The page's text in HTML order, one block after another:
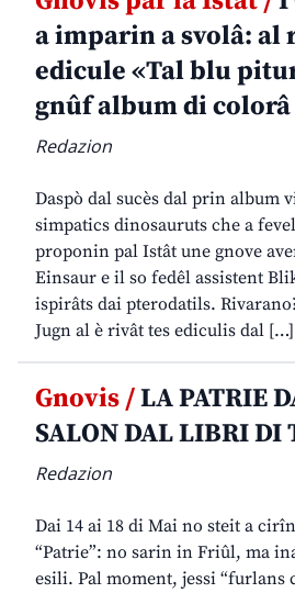
a imparin a svolâ: al
edicule «Tal blu
gnûf album di colorâ
Redazion
Daspò dal sucès dal prin album
simpatics dinosauruts che a
proponin pal Istât une gnove
Einsaur e il so fedêl assistent
ispirâts dai pterodatils.
Jugn al è rivât tes ediculis dal […]
Gnovis /LA PATRIE
SALON DAL LIBRI DI
Redazion
Dai 14 ai 18 di Mai no steit a
“Patrie”: no sarin in Friûl, ma
esili. Pal moment, jessi “furlans